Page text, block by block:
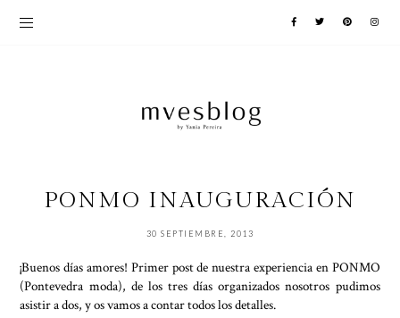
PONMO INAUGURACIÓN
30 SEPTIEMBRE, 2013
¡Buenos días amores! Primer post de nuestra experiencia en PONMO
(Pontevedra moda), de los tres días organizados nosotros pudimos
asistir a dos, y os vamos a contar todos los detalles.